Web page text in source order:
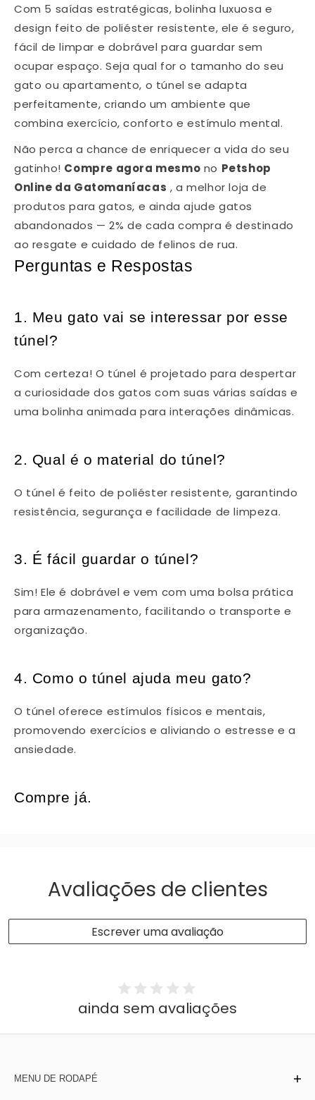
Com 5 saídas estratégicas, bolinha luxuosa e
design feito de poliéster resistente, ele é seguro,
fácil de limpar e dobrável para guardar sem
ocupar espaço. Seja qual for o tamanho do seu
gato ou apartamento, o túnel se adapta
perfeitamente, criando um ambiente que
combina exercício, conforto e estímulo mental.
Não perca a chance de enriquecer a vida do seu
gatinho! Compre agora mesmo no Petshop
Online da Gatomaníacas , a melhor loja de
produtos para gatos, e ainda ajude gatos
abandonados — 2% de cada compra é destinado
ao resgate e cuidado de felinos de rua.
Perguntas e Respostas
1. Meu gato vai se interessar por esse
túnel?
Com certeza! O túnel é projetado para despertar
a curiosidade dos gatos com suas várias saídas e
uma bolinha animada para interações dinâmicas.
2. Qual é o material do túnel?
O túnel é feito de poliéster resistente, garantindo
resistência, segurança e facilidade de limpeza.
3. É fácil guardar o túnel?
Sim! Ele é dobrável e vem com uma bolsa prática
para armazenamento, facilitando o transporte e
organização.
4. Como o túnel ajuda meu gato?
O túnel oferece estímulos físicos e mentais,
promovendo exercícios e aliviando o estresse e a
ansiedade.
Compre já.
Avaliações de clientes
Escrever uma avaliação
ainda sem avaliações
MENU DE RODAPÉ